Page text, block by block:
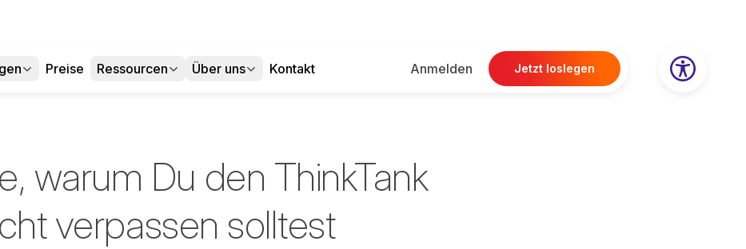
Preise Ressourcen Über uns Kontakt Anmelden Jetzt loslegen
warum Du den ThinkTank
verpassen solltest